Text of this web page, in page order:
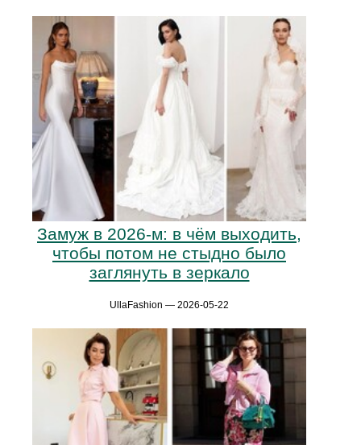
Замуж в 2026-м: в чём выходить,
чтобы потом не стыдно было
заглянуть в зеркало
UllaFashion — 2026-05-22